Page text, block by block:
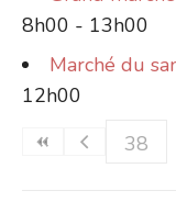
8h00 - 13h00
Marché du
12h00
38